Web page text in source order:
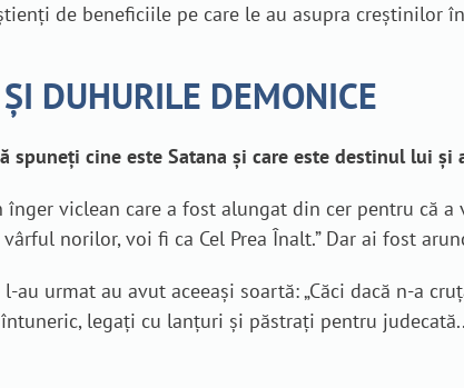
de beneficiile pe care le au asupra creștinilor
DUHURILE DEMONICE
spuneți cine este Satana și care este destinul lui
înger viclean care a fost alungat din cer pentru că
norilor, voi fi ca Cel Prea Înalt.” Dar ai fost
au urmat au avut aceeași soartă: „Căci dacă n-a
legaţi cu lanţuri şi păstraţi pentru